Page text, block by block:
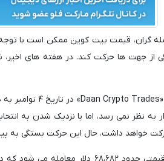
به نظر نمی رسد، اما با نزدیک شدن به